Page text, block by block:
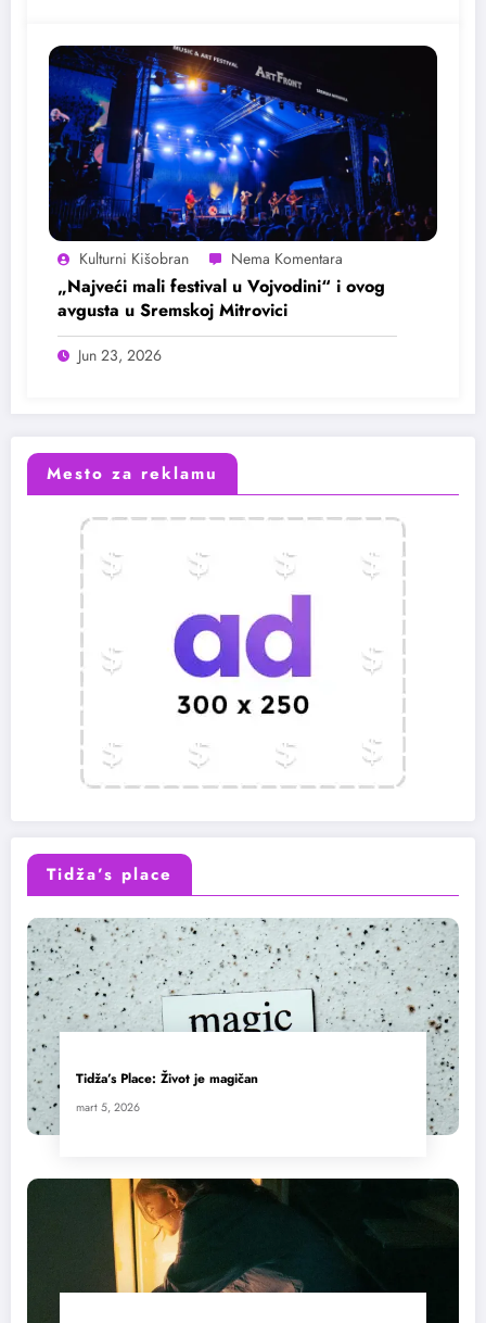
Kulturni Kišobran
„Najveći mali festival u Vojvodini“ i ovog
avgusta u Sremskoj Mitrovici
Jun 23, 2026
Mesto za reklamu
Tidža’s place
Tidža’s Place: Život je magičan
mart 5, 2026